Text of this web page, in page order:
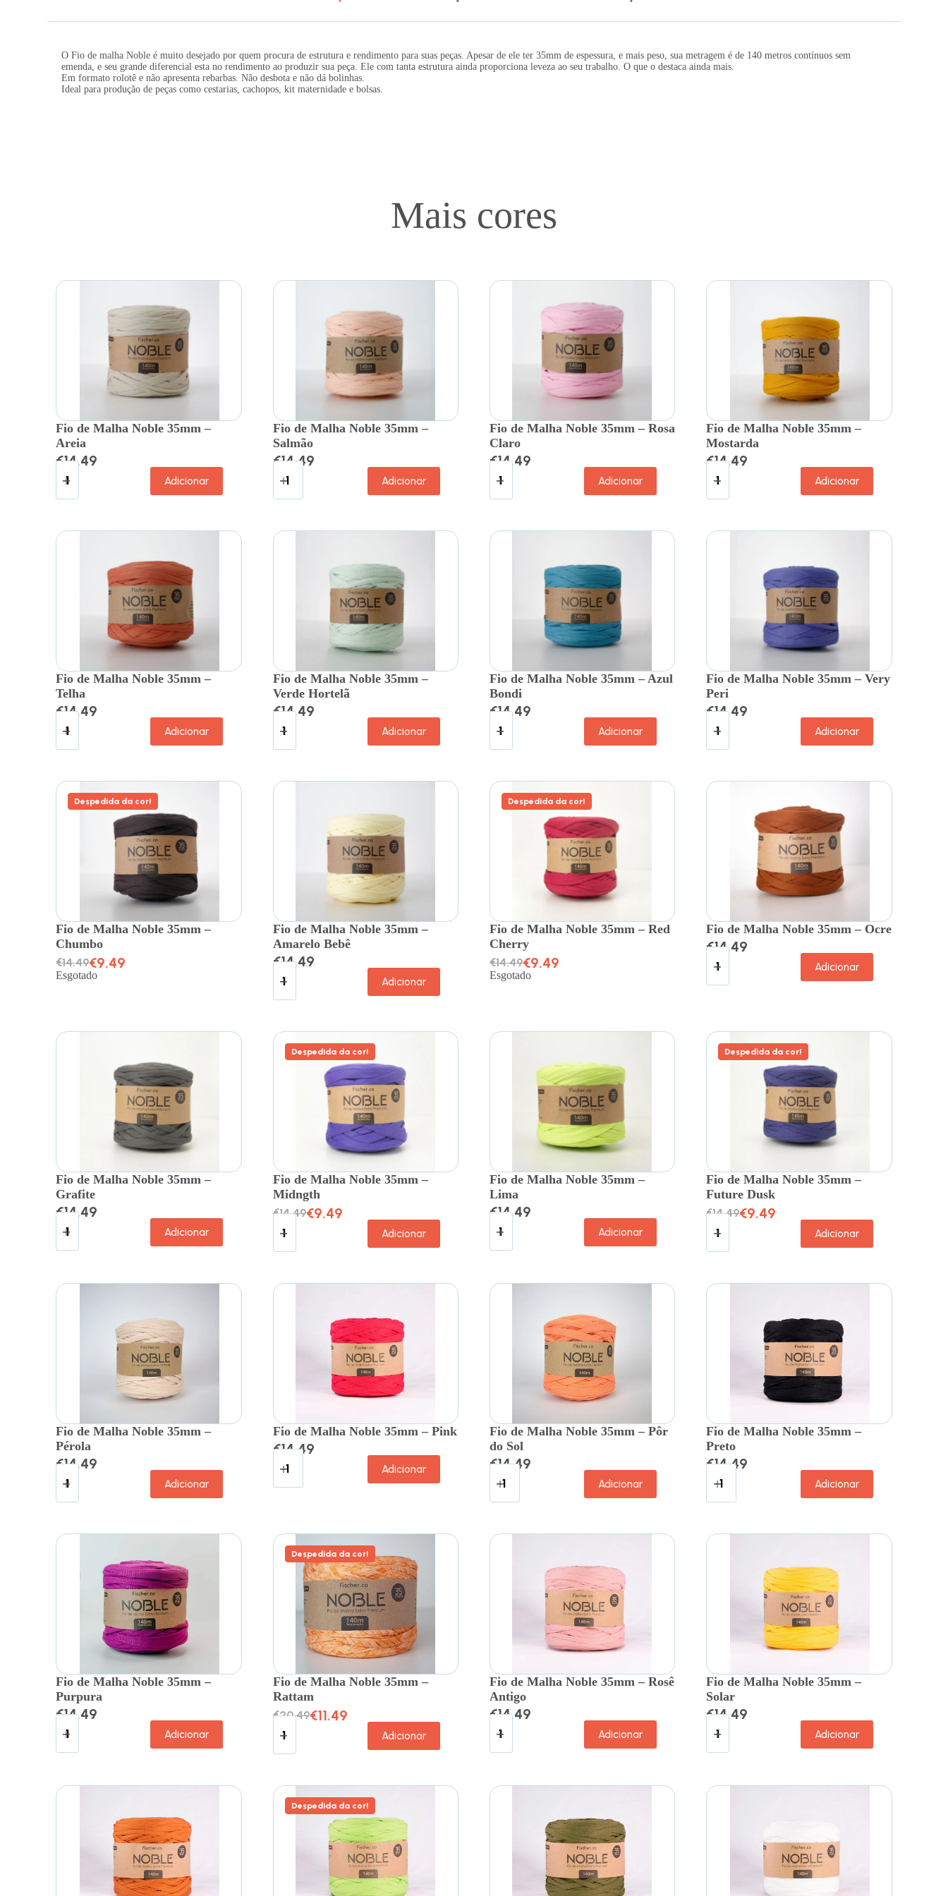
O Fio de malha Noble é muito desejado por quem procura de estrutura e rendimento para suas peças. Apesar de ele ter 35mm de espessura, e mais peso, sua metragem é de 140 metros contínuos sem
emenda, e seu grande diferencial esta no rendimento ao produzir sua peça. Ele com tanta estrutura ainda proporciona leveza ao seu trabalho. O que o destaca ainda mais.
Em formato rolotê e não apresenta rebarbas. Não desbota e não dá bolinhas.
Ideal para produção de peças como cestarias, cachopos, kit maternidade e bolsas.
Mais cores
Fio de Malha Noble 35mm –
Areia
€14.49
Adicionar
Fio de Malha Noble 35mm –
Salmão
€14.49
Adicionar
Fio de Malha Noble 35mm – Rosa
Claro
€14.49
Adicionar
Fio de Malha Noble 35mm –
Mostarda
€14.49
Adicionar
Fio de Malha Noble 35mm –
Telha
€14.49
Adicionar
Fio de Malha Noble 35mm –
Verde Hortelã
€14.49
Adicionar
Fio de Malha Noble 35mm – Azul
Bondi
€14.49
Adicionar
Fio de Malha Noble 35mm – Very
Peri
€14.49
Adicionar
Despedida da cor!
Fio de Malha Noble 35mm –
Chumbo
€14.49€9.49
Esgotado
Fio de Malha Noble 35mm –
Amarelo Bebê
€14.49
Adicionar
Despedida da cor!
Fio de Malha Noble 35mm – Red
Cherry
€14.49€9.49
Esgotado
Fio de Malha Noble 35mm – Ocre
€14.49
Adicionar
Fio de Malha Noble 35mm –
Grafite
€14.49
Adicionar
Despedida da cor!
Fio de Malha Noble 35mm –
Midngth
€14.49€9.49
Adicionar
Fio de Malha Noble 35mm –
Lima
€14.49
Adicionar
Despedida da cor!
Fio de Malha Noble 35mm –
Future Dusk
€14.49€9.49
Adicionar
Fio de Malha Noble 35mm –
Pérola
€14.49
Adicionar
Fio de Malha Noble 35mm – Pink
€14.49
Adicionar
Fio de Malha Noble 35mm – Pôr
do Sol
€14.49
Adicionar
Fio de Malha Noble 35mm –
Preto
€14.49
Adicionar
Fio de Malha Noble 35mm –
Purpura
€14.49
Adicionar
Despedida da cor!
Fio de Malha Noble 35mm –
Rattam
€20.49€11.49
Adicionar
Fio de Malha Noble 35mm – Rosê
Antigo
€14.49
Adicionar
Fio de Malha Noble 35mm –
Solar
€14.49
Adicionar
Despedida da cor!